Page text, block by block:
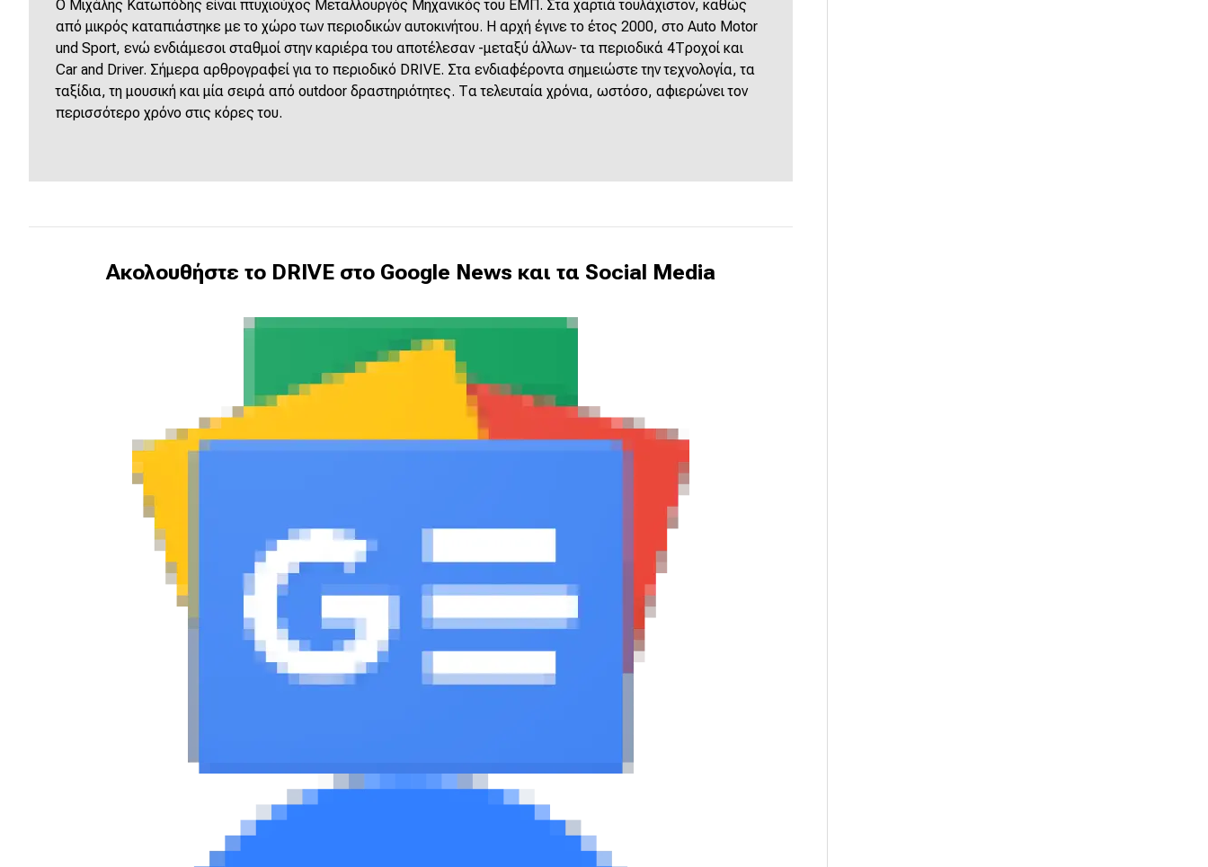
Χρηστικά
Συμβουλές
ΚΤΕΟ
Ο Μιχάλης Κατωπόδης είναι πτυχιούχος Μεταλλουργός Μηχανικός του ΕΜΠ. Στα χαρτιά τουλάχιστον, καθώς
από μικρός καταπιάστηκε με το χώρο των περιοδικών αυτοκινήτου. Η αρχή έγινε το έτος 2000, στο Auto Motor
und Sport, ενώ ενδιάμεσοι σταθμοί στην καριέρα του αποτέλεσαν -μεταξύ άλλων- τα περιοδικά 4Τροχοί και
Car and Driver. Σήμερα αρθρογραφεί για το περιοδικό DRIVE. Στα ενδιαφέροντα σημειώστε την τεχνολογία, τα
ταξίδια, τη μουσική και μία σειρά από outdoor δραστηριότητες. Τα τελευταία χρόνια, ωστόσο, αφιερώνει τον
περισσότερο χρόνο στις κόρες του.
Ακολουθήστε το DRIVE στο Google News και τα Social Media